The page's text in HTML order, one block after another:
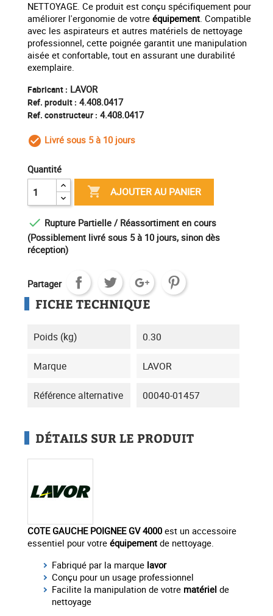
NETTOYAGE. Ce produit est conçu spécifiquement pour
améliorer l'ergonomie de votre équipement. Compatible
avec les aspirateurs et autres matériels de nettoyage
professionnel, cette poignée garantit une manipulation
aisée et confortable, tout en assurant une durabilité
exemplaire.
Fabricant : LAVOR
Ref. produit : 4.408.0417
Ref. constructeur : 4.408.0417
check_circle_outline
Livré sous 5 à 10 jours
Quantité
 AJOUTER AU PANIER
 Rupture Partielle / Réassortiment en cours
(Possiblement livré sous 5 à 10 jours, sinon dès
réception)
Partager
FICHE TECHNIQUE
Poids (kg) 0.30
Marque LAVOR
Référence alternative 00040-01457
DÉTAILS SUR LE PRODUIT
COTE GAUCHE POIGNEE GV 4000 est un accessoire
essentiel pour votre équipement de nettoyage.
Fabriqué par la marque lavor
Conçu pour un usage professionnel
Facilite la manipulation de votre matériel de
nettoyage